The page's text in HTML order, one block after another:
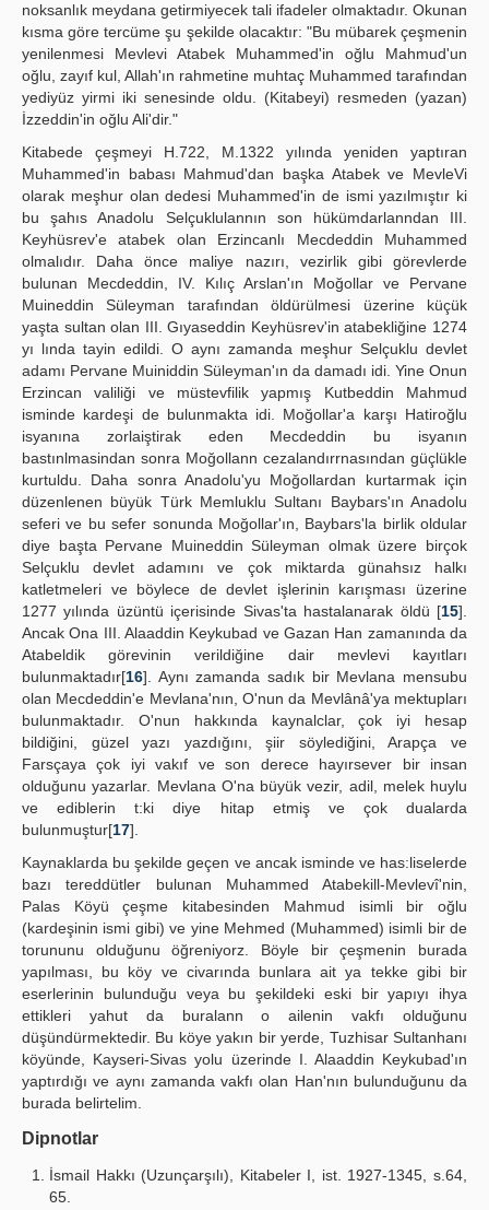
noksanlık meydana getirmiyecek tali ifadeler olmaktadır. Okunan
kısma göre tercüme şu şekilde olacaktır: "Bu mübarek çeşmenin
yenilenmesi Mevlevi Atabek Muhammed'in oğlu Mahmud'un
oğlu, zayıf kul, Allah'ın rahmetine muhtaç Muhammed tarafından
yediyüz yirmi iki senesinde oldu. (Kitabeyi) resmeden (yazan)
İzzeddin'in oğlu Ali'dir."
Kitabede çeşmeyi H.722, M.1322 yılında yeniden yaptıran
Muhammed'in babası Mahmud'dan başka Atabek ve MevleVi
olarak meşhur olan dedesi Muhammed'in de ismi yazılmıştır ki
bu şahıs Anadolu Selçuklulannın son hükümdarlanndan III.
Keyhüsrev'e atabek olan Erzincanlı Mecdeddin Muhammed
olmalıdır. Daha önce maliye nazırı, vezirlik gibi görevlerde
bulunan Mecdeddin, IV. Kılıç Arslan'ın Moğollar ve Pervane
Muineddin Süleyman tarafından öldürülmesi üzerine küçük
yaşta sultan olan III. Gıyaseddin Keyhüsrev'in atabekliğine 1274
yı lında tayin edildi. O aynı zamanda meşhur Selçuklu devlet
adamı Pervane Muiniddin Süleyman'ın da damadı idi. Yine Onun
Erzincan valiliği ve müstevfilik yapmış Kutbeddin Mahmud
isminde kardeşi de bulunmakta idi. Moğollar'a karşı Hatiroğlu
isyanına zorlaiştirak eden Mecdeddin bu isyanın
bastınlmasindan sonra Moğollann cezalandırrnasından güçlükle
kurtuldu. Daha sonra Anadolu'yu Moğollardan kurtarmak için
düzenlenen büyük Türk Memluklu Sultanı Baybars'ın Anadolu
seferi ve bu sefer sonunda Moğollar'ın, Baybars'la birlik oldular
diye başta Pervane Muineddin Süleyman olmak üzere birçok
Selçuklu devlet adamını ve çok miktarda günahsız halkı
katletmeleri ve böylece de devlet işlerinin karışması üzerine
1277 yılında üzüntü içerisinde Sivas'ta hastalanarak öldü [15].
Ancak Ona III. Alaaddin Keykubad ve Gazan Han zamanında da
Atabeldik görevinin verildiğine dair mevlevi kayıtları
bulunmaktadır[16]. Aynı zamanda sadık bir Mevlana mensubu
olan Mecdeddin'e Mevlana'nın, O'nun da Mevlânâ'ya mektupları
bulunmaktadır. O'nun hakkında kaynalclar, çok iyi hesap
bildiğini, güzel yazı yazdığını, şiir söylediğini, Arapça ve
Farsçaya çok iyi vakıf ve son derece hayırsever bir insan
olduğunu yazarlar. Mevlana O'na büyük vezir, adil, melek huylu
ve ediblerin t:ki diye hitap etmiş ve çok dualarda
bulunmuştur[17].
Kaynaklarda bu şekilde geçen ve ancak isminde ve has:liselerde
bazı tereddütler bulunan Muhammed Atabekill-Mevlevî'nin,
Palas Köyü çeşme kitabesinden Mahmud isimli bir oğlu
(kardeşinin ismi gibi) ve yine Mehmed (Muhammed) isimli bir de
torununu olduğunu öğreniyorz. Böyle bir çeşmenin burada
yapılması, bu köy ve civarında bunlara ait ya tekke gibi bir
eserlerinin bulunduğu veya bu şekildeki eski bir yapıyı ihya
ettikleri yahut da buralann o ailenin vakfı olduğunu
düşündürmektedir. Bu köye yakın bir yerde, Tuzhisar Sultanhanı
köyünde, Kayseri-Sivas yolu üzerinde I. Alaaddin Keykubad'ın
yaptırdığı ve aynı zamanda vakfı olan Han'nın bulunduğunu da
burada belirtelim.
Dipnotlar
İsmail Hakkı (Uzunçarşılı), Kitabeler I, ist. 1927-1345, s.64,
65.